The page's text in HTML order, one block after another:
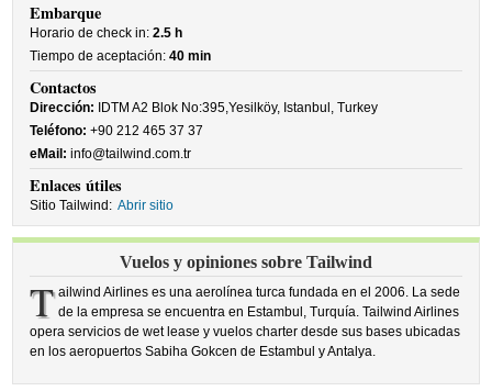
Embarque
Horario de check in:2.5 h
Tiempo de aceptación:40 min
Contactos
Dirección: IDTM A2 Blok No:395,Yesilköy, Istanbul, Turkey
Teléfono: +90 212 465 37 37
eMail: info@tailwind.com.tr
Enlaces útiles
Sitio Tailwind: Abrir sitio
Vuelos y opiniones sobre Tailwind
T ailwind Airlines es una aerolínea turca fundada en el 2006. La sede
de la empresa se encuentra en Estambul, Turquía. Tailwind Airlines
opera servicios de wet lease y vuelos charter desde sus bases ubicadas
en los aeropuertos Sabiha Gokcen de Estambul y Antalya.